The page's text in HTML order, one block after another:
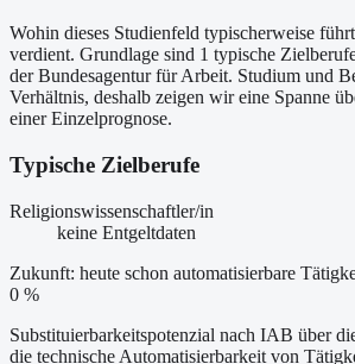
Wohin dieses Studienfeld typischerweise
verdient. Grundlage sind 1 typische
der Bundesagentur für Arbeit. Studium und
Verhältnis, deshalb zeigen wir eine Spanne
einer Einzelprognose.
Typische Zielberufe
Religionswissenschaftler/in
keine Entgeltdaten
Zukunft: heute schon automatisierbare
0 %
Substituierbarkeitspotenzial nach IAB über
die technische Automatisierbarkeit von